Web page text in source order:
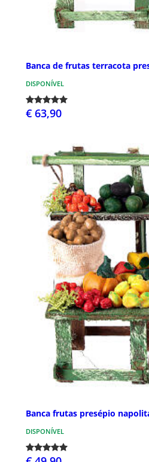
Banca de frutas terracota
DISPONÍVEL
€ 63,90
Banca frutas presépio
DISPONÍVEL